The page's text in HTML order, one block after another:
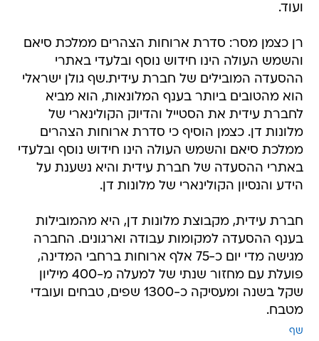
ועוד.
רן כצמן מסר: סדרת ארוחות הצהרים ממלכת סיאם
והשמש העולה הינו חידוש נוסף ובלעדי באתרי
ההסעדה המובילים של חברת עידית.שף גולן ישראלי
הוא מהטובים ביותר בענף המלונאות, הוא מביא
לחברת עידית את הסטייל והדיוק הקולינארי של
מלונות דן. כצמן הוסיף כי סדרת ארוחות הצהרים
ממלכת סיאם והשמש העולה הינו חידוש נוסף ובלעדי
באתרי ההסעדה של חברת עידית והיא נשענת על
הידע והנסיון הקולינארי של מלונות דן.
חברת עידית, מקבוצת מלונות דן, היא מהמובילות
בענף ההסעדה למקומות עבודה וארגונים. החברה
מגישה מדי יום כ-75 אלף ארוחות ברחבי המדינה,
פועלת עם מחזור שנתי של למעלה מ-400 מיליון
שקל בשנה ומעסיקה כ-1300 שפים, טבחים ועובדי
מטבח.
שף